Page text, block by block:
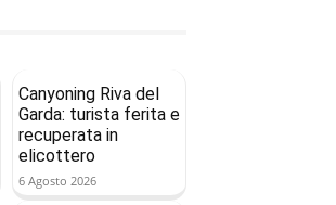
Canyoning Riva del
Garda: turista ferita e
recuperata in
elicottero
6 Agosto 2026